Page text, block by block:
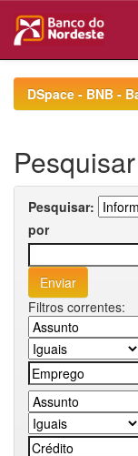
navigationDSpace - BNB -
Pesquisar
Pesquisar:
por
Filtros correntes: